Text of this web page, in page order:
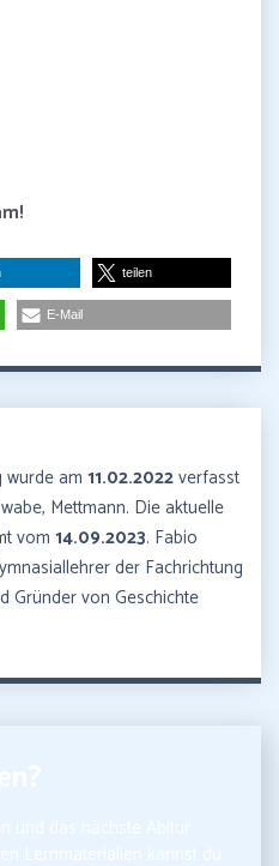
teilen
E-Mail
am 11.02.2022verfasst
Mettmann. Die aktuelle
vom14.09.2023. Fabio
der Fachrichtung
Gründer von Geschichte